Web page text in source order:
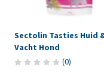
Sectolin Tasties Huid
Vacht Hond
(0)